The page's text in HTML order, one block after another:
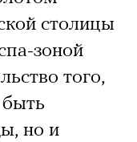
столицы
зоной
того,
но и